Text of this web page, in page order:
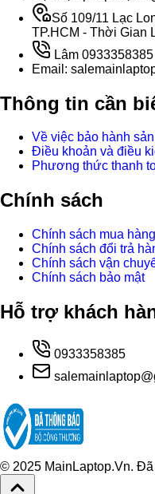
Số 109/11 Lạc
TP.HCM - Thời Gian
Lâm 0933358385
Email:
Thông tin cần
Về việc bảo hành
Điều khoản và điều
Phương thức thanh
Chính sách
Chính sách mua hàng
Chính sách đổi trả
Chính sách vận
Chính sách bảo mật
Hỗ trợ khách
0933358385
© 2025 MainLaptop.Vn.